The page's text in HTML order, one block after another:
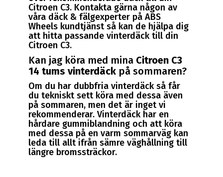
Citroen C3. Kontakta gärna någon av
våra däck & fälgexperter på ABS
Wheels kundtjänst så kan de hjälpa dig
att hitta passande vinterdäck till din
Citroen C3.
Kan jag köra med mina Citroen C3
14 tums vinterdäck på sommaren?
Om du har dubbfria vinterdäck så får
du tekniskt sett köra med dessa även
på sommaren, men det är inget vi
rekommenderar. Vinterdäck har en
hårdare gummiblandning och att köra
med dessa på en varm sommarväg kan
leda till allt ifrån sämre väghållning till
längre bromssträckor.